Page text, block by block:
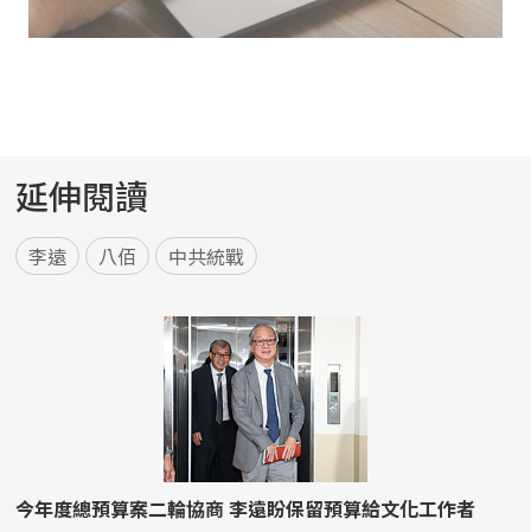
延伸閱讀
李遠 八佰 中共統戰
今年度總預算案二輪協商 李遠盼保留預算給文化工作者